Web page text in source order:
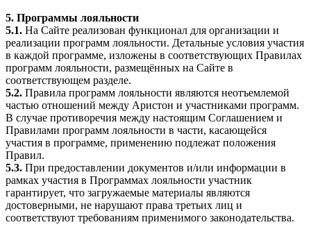
5. Программы лояльности
5.1. На Сайте реализован функционал для организации и
реализации программ лояльности. Детальные условия участия
в каждой программе, изложены в соответствующих Правилах
программ лояльности, размещённых на Сайте в
соответствующем разделе.
5.2. Правила программ лояльности являются неотъемлемой
частью отношений между Аристон и участниками программ.
В случае противоречия между настоящим Соглашением и
Правилами программ лояльности в части, касающейся
участия в программе, применению подлежат положения
Правил.
5.3. При предоставлении документов и/или информации в
рамках участия в Программах лояльности участник
гарантирует, что загружаемые материалы являются
достоверными, не нарушают права третьих лиц и
соответствуют требованиям применимого законодательства.